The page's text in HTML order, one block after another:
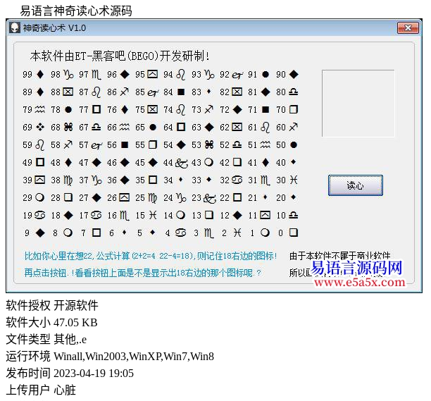
易语言神奇读心术源码
软件授权 开源软件
软件大小 47.05 KB
文件类型 其他,.e
运行环境 Winall,Win2003,WinXP,Win7,Win8
发布时间 2023-04-19 19:05
上传用户 心脏